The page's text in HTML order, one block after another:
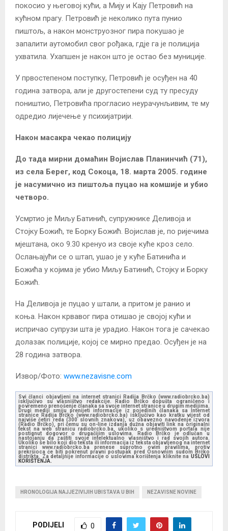
покосио у његовој кући, а Мију и Кају Петровић на
кућном прагу. Петровић је неколико пута пунио
пиштољ, а након монструозног пира покушао је
запалити аутомобил свог рођака, гдје га је полиција
ухватила. Ухапшен је након што је остао без муниције.
У првостепеном поступку, Петровић је осуђен на 40
година затвора, али је другостепени суд ту пресуду
поништио, Петровића прогласио неурачунљивим, те му
одредио лијечење у психијатрији.
Након масакра чекао полицију
До тада мирни домаћин Војислав Планинчић (71),
из села Берег, код Сокоца, 18. марта 2005. године
је насумично из пиштоља пуцао на комшије и убио
четворо.
Усмртио је Миљу Батинић, супружнике Деливоја и
Стојку Божић, те Борку Божић. Војислав је, по ријечима
мјештана, око 9.30 кренуо из своје куће кроз село.
Ослањајући се о штап, ушао је у куће Батинића и
Божића у којима је убио Миљу Батинић, Стојку и Борку
Божић.
На Деливоја је пуцао у штали, а притом је ранио и
коња. Након крвавог пира отишао је својој кући и
испричао супрузи шта је урадио. Након тога је сачекао
долазак полиције, којој се мирно предао. Осуђен је на
28 година затвора.
Извор/Фото: www.nezavisne.com
Svi članci objavljeni na internet stranici Radija Brčko (www.radiobrcko.ba)
isključivo su vlasništvo redakcije. Radio Brčko dopušta ograničeno i
povremeno prenošenje članaka sa svoje internet stranice u drugim medijima.
Drugi mediji smiju prenijeti informacije iz pojedinih članaka sa Internet
stranice Radija Brčko (www.radiobrcko.ba) isključivo kao kratku vijest od
najviše četiri reda (300 slovnih znakova), uz obavezno navođenje izvora
(Radio Brčko), pri čemu su on-line izdanja dužna objaviti link na originalni
tekst na web stranicu radiobrcko.ba, ukoliko s uredništvom portala nije
postignut dogovor o drugačijim uslovima. Radio Brčko je odlučan u
nastojanju da zaštiti svoje intelektualno vlasništvo i rad svojih autora.
Ukoliko se bilo koji dio teksta ili informacija iz teksta objavljenog na internet
stranici www.radiobrcko.ba prenese suprotno ovim pravilima, protiv
prekršioca će biti pokrenut pravni postupak pred Osnovnim sudom Brčko
distrikta. Za detaljnije informacije o uslovima korištenja kliknite na USLOVI
KORIŠTENJA.
HRONOLOGIJA NAJJEZIVIJIH UBISTAVA U BIH NEZAVISNE NOVINE
PODIJELI 0